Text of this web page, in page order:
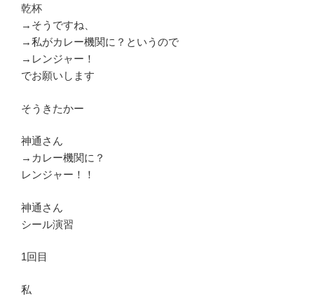
乾杯
→そうですね、
→私がカレー機関に？というので
→レンジャー！
でお願いします
そうきたかー
神通さん
→カレー機関に？
レンジャー！！
神通さん
シール演習
1回目
私